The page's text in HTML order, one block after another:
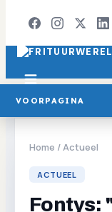
VOORPAGINA
Home /Actueel
ACTUEEL
Fontys: